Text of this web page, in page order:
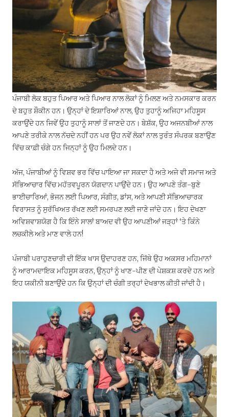
ਪੰਜਾਬੀ ਲੋਕ ਬਹੁਤ ਪਿਆਰ ਅਤੇ ਪਿਆਰ ਨਾਲ ਲੋਕਾਂ ਨੂੰ ਮਿਲਣ ਅਤੇ ਨਮਸਕਾਰ ਕਰਨ
ਦੇ ਬਹੁਤ ਸ਼ੌਕੀਨ ਹਨ। ਉਨ੍ਹਾਂ ਦੇ ਇਸ਼ਾਰਿਆਂ ਨਾਲ, ਉਹ ਤੁਹਾਨੂੰ ਅਜਿਹਾ ਮਹਿਸੂਸ
ਕਰਾਉਂਦੇ ਹਨ ਜਿਵੇਂ ਉਹ ਤੁਹਾਨੂੰ ਸਾਲਾਂ ਤੋਂ ਜਾਣਦੇ ਹਨ। ਬੇਸ਼ੱਕ, ਉਹ ਅਜਨਬੀਆਂ ਨਾਲ
ਆਪਣੇ ਤਰੀਕੇ ਨਾਲ ਨੱਚਦੇ ਨਹੀਂ ਹਨ ਪਰ ਉਹ ਨਵੇਂ ਲੋਕਾਂ ਨਾਲ ਤੁਰੰਤ ਸੰਪਰਕ ਬਣਾਉਣ
ਵਿੱਚ ਕਾਫ਼ੀ ਚੰਗੇ ਹਨ ਜਿਨ੍ਹਾਂ ਨੂੰ ਉਹ ਮਿਲਦੇ ਹਨ।
ਅੱਜ, ਪੰਜਾਬੀਆਂ ਨੂੰ ਵਿਸ਼ਵ ਭਰ ਵਿੱਚ ਪਾਇਆ ਜਾ ਸਕਦਾ ਹੈ ਅਤੇ ਅਜੇ ਵੀ ਸਮਾਜ ਅਤੇ
ਸੱਭਿਆਚਾਰ ਵਿੱਚ ਮਹੱਤਵਪੂਰਨ ਯੋਗਦਾਨ ਪਾਉਂਦੇ ਹਨ। ਉਹ ਆਪਣੇ ਤੰਗ-ਬੁਣੇ
ਭਾਈਚਾਰਿਆਂ, ਭੋਜਨ ਲਈ ਪਿਆਰ, ਸੰਗੀਤ, ਡਾਂਸ, ਅਤੇ ਆਪਣੀ ਸੱਭਿਆਚਾਰਕ
ਵਿਰਾਸਤ ਨੂੰ ਸੁਰੱਖਿਅਤ ਰੱਖਣ ਲਈ ਸਮਰਪਣ ਲਈ ਜਾਣੇ ਜਾਂਦੇ ਹਨ। ਇਹ ਦੇਖਣਾ
ਅਵਿਸ਼ਵਾਸ਼ਯੋਗ ਹੈ ਕਿ ਇੰਨੇ ਸਾਲਾਂ ਬਾਅਦ ਵੀ ਉਹ ਆਪਣੀਆਂ ਜੜ੍ਹਾਂ ‘ਤੇ ਕਿੰਨੇ
ਲਚਕੀਲੇ ਅਤੇ ਮਾਣ ਵਾਲੇ ਹਨ!
ਪੰਜਾਬੀ ਪਰਾਹੁਣਚਾਰੀ ਦੀ ਇੱਕ ਖਾਸ ਉਦਾਹਰਣ ਹਨ, ਜਿੱਥੇ ਉਹ ਅਕਸਰ ਮਹਿਮਾਨਾਂ
ਨੂੰ ਆਰਾਮਦਾਇਕ ਮਹਿਸੂਸ ਕਰਨ, ਉਨ੍ਹਾਂ ਨੂੰ ਖਾਣ-ਪੀਣ ਦੀ ਪੇਸ਼ਕਸ਼ ਕਰਦੇ ਹਨ ਅਤੇ
ਇਹ ਯਕੀਨੀ ਬਣਾਉਂਦੇ ਹਨ ਕਿ ਉਨ੍ਹਾਂ ਦੀ ਚੰਗੀ ਤਰ੍ਹਾਂ ਦੇਖਭਾਲ ਕੀਤੀ ਜਾਂਦੀ ਹੈ।